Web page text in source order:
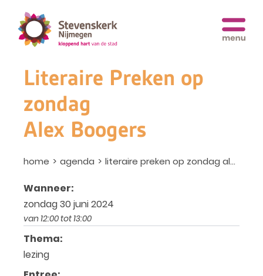
Literaire Preken op
zondag
Alex Boogers
home agenda literaire preken op zondag alex boogers
Wanneer:
zondag 30 juni 2024
van 12:00 tot 13:00
Thema:
lezing